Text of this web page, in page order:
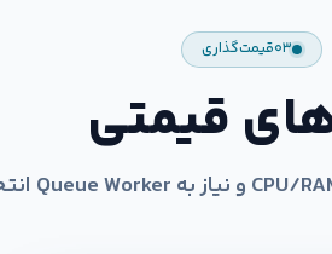
۰۳قیمت‌گذاری
قیمتی